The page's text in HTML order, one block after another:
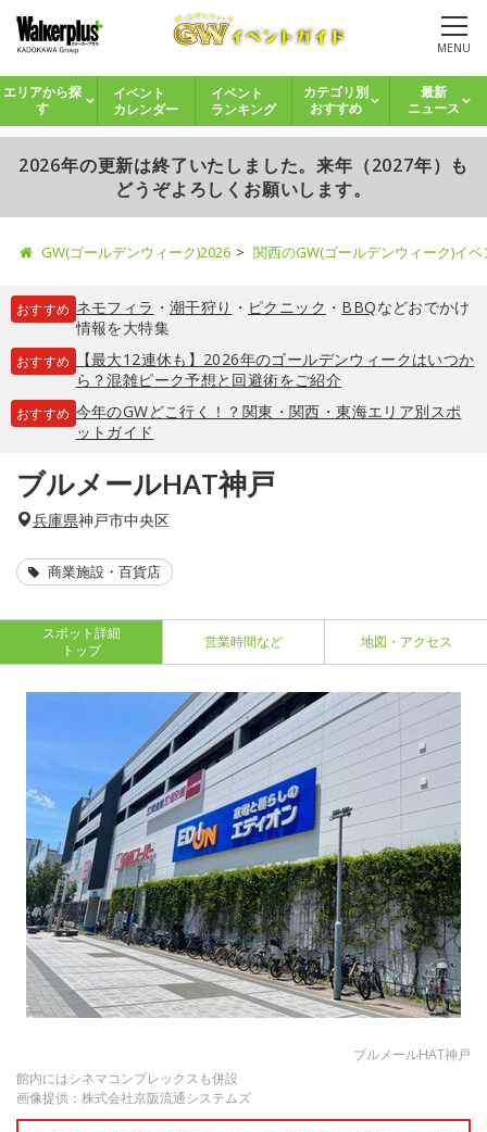
MENU
エリアから探
す
イベント
カレンダー
イベント
ランキング
カテゴリ別
おすすめ
最新
ニュース
2026年の更新は終了いたしました。来年（2027年）も
どうぞよろしくお願いします。
GW(ゴールデンウィーク)2026 関西のGW(ゴールデンウィーク)イ
おすすめ ネモフィラ ・ 潮干狩り ・ ピクニック ・ BBQなどおでかけ
情報を大特集
おすすめ
【最大12連休も】2026年のゴールデンウィークはいつか
ら？混雑ピーク予想と回避術をご紹介
おすすめ 今年のGWどこ行く！？関東・関西・東海エリア別スポ
ットガイド
ブルメールHAT神戸
兵庫県神戸市中央区
商業施設・百貨店
スポット詳細
トップ
営業時間など 地図・アクセス
ブルメールHAT神戸
館内にはシネマコンプレックスも併設
画像提供：株式会社京阪流通システムズ